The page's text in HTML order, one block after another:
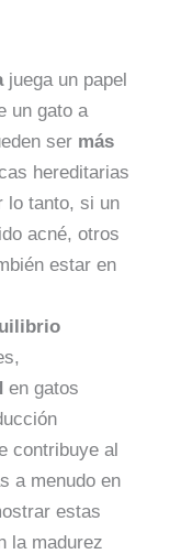
juega un papel
un gato a
ser más
hereditarias
lo tanto, si un
acné, otros
estar en
en gatos
contribuye al
a menudo en
estas
la madurez